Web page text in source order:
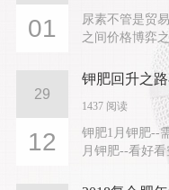
01
尿素不管是贸
之间价格博弈
慢、成交少、
2019年的开篇
29
12
钾肥回升之
1437 阅读
钾肥1月钾肥
月钾肥--看好
化钾疑似企稳